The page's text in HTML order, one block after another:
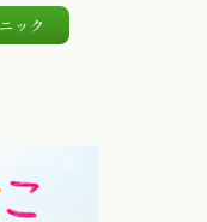
ック